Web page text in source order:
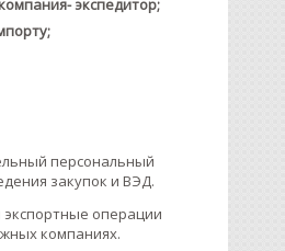
экспедитор;
персональный
закупок и ВЭД.
операции
компаниях.